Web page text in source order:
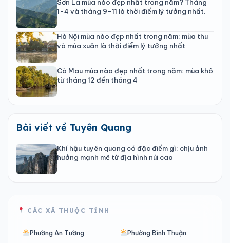
Sơn La mùa nào đẹp nhất trong năm? Tháng
1-4 và tháng 9-11 là thời điểm lý tưởng nhất.
Hà Nội mùa nào đẹp nhất trong năm: mùa thu
và mùa xuân là thời điểm lý tưởng nhất
Cà Mau mùa nào đẹp nhất trong năm: mùa khô
từ tháng 12 đến tháng 4
Bài viết về Tuyên Quang
Khí hậu tuyên quang có đặc điểm gì: chịu ảnh
hưởng mạnh mẽ từ địa hình núi cao
CÁC XÃ THUỘC TỈNH
Phường An Tường Phường Bình Thuận